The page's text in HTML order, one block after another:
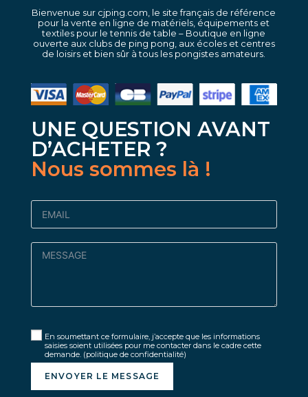
Bienvenue sur cjping.com, le site français de référence
pour la vente en ligne de matériels, équipements et
textiles pour le tennis de table – Boutique en ligne
ouverte aux clubs de ping pong, aux écoles et centres
de loisirs et bien sûr à tous les pongistes amateurs.
UNE QUESTION AVANT
D’ACHETER ?
Nous sommes là !
En soumettant ce formulaire, j’accepte que les informations
saisies soient utilisées pour me contacter dans le cadre cette
demande. (politique de confidentialité)
ENVOYER LE MESSAGE